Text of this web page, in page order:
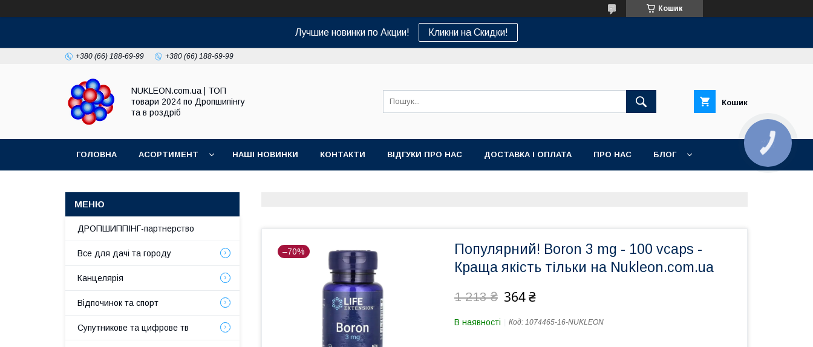
Кошик
Лучшие новинки по Акции! Кликни на Скидки!
+380 (66) 188-69-99 +380 (66) 188-69-99
NUKLEON.com.ua | ТОП
товари 2024 по Дропшипінгу
та в роздріб
Кошик
ГОЛОВНА АСОРТИМЕНТ НАШІ НОВИНКИ КОНТАКТИ ВІДГУКИ ПРО НАС ДОСТАВКА І ОПЛАТА ПРО НАС БЛОГ
–70%
Популярний! Boron 3 mg - 100 vcaps -
Краща якість тільки на Nukleon.com.ua
1 213 ₴ 364 ₴
В наявності Код: 1074465-16-NUKLEON
ДРОПШИППІНГ-партнерство
Все для дачі та городу
Канцелярія
Відпочинок та спорт
Супутникове та цифрове тв
КНОПКА
ЗВ'ЯЗКУ